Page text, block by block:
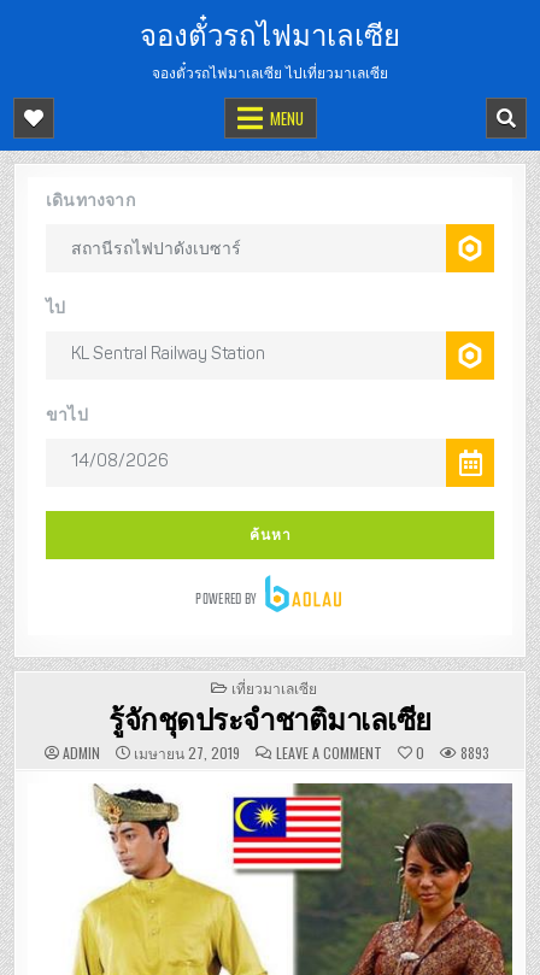
จองตั๋วรถไฟมาเลเซีย
จองตั๋วรถไฟมาเลเซีย ไปเที่ยวมาเลเซีย
MENU
POSTED
IN
เที่ยวมาเลเซีย
รู้จักชุดประจำชาติมาเลเซีย
ADMIN เมษายน 27, 2019 LEAVE A COMMENTON
รู้จัก
ชุด
ประจำ
มาเลเซีย
0 8893